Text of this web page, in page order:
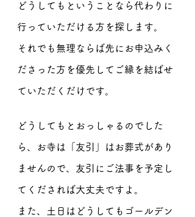
どうしてもということなら代わりに
行っていただける方を探します。
それでも無理ならば先にお申込みく
ださった方を優先してご縁を結ばせ
ていただくだけです。
どうしてもとおっしゃるのでした
ら、お寺は「友引」はお葬式があり
ませんので、友引にご法事を予定し
てくだされば大丈夫ですよ。
また、土日はどうしてもゴールデン